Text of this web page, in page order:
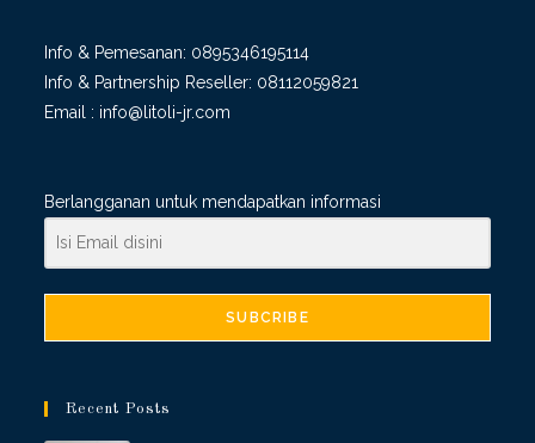
Info & Pemesanan: 0895346195114
Info & Partnership Reseller: 08112059821
Email : info@litoli-jr.com
Berlangganan untuk mendapatkan informasi
SUBCRIBE
Recent Posts